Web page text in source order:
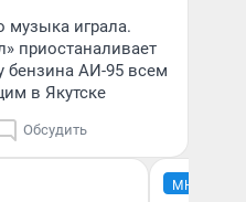
музыка играла.
приостаналивает
бензина АИ-95 всем
в Якутске
Обсудить
МНЕНИЕ